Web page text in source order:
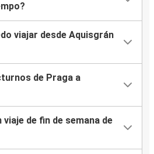
viajar desde Aquisgrán
de Praga a
viaje de fin de semana de